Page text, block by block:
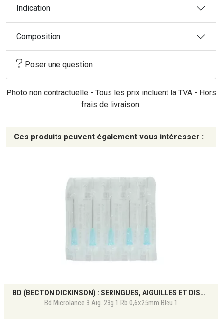
Indication
Composition
Poser une question
Photo non contractuelle - Tous les prix incluent la TVA - Hors
frais de livraison.
Ces produits peuvent également vous intéresser :
BD (BECTON DICKINSON) : SERINGUES, AIGUILLES ET DISPOSITIFS MÉDICAUX DE PRÉCISION
Bd Microlance 3 Aig. 23g 1 Rb 0,6x25mm Bleu 1